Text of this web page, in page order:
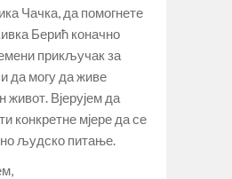
Чачка, да помогнете
Берић коначно
прикључак за
да могу да живе
живот. Вјерујем да
конкретне мјере да се
људско питање.